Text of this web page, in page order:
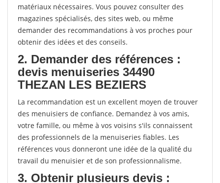
matériaux nécessaires. Vous pouvez consulter des
magazines spécialisés, des sites web, ou même
demander des recommandations à vos proches pour
obtenir des idées et des conseils.
2. Demander des références :
devis menuiseries 34490
THEZAN LES BEZIERS
La recommandation est un excellent moyen de trouver
des menuisiers de confiance. Demandez à vos amis,
votre famille, ou même à vos voisins s'ils connaissent
des professionnels de la menuiseries fiables. Les
références vous donneront une idée de la qualité du
travail du menuisier et de son professionnalisme.
3. Obtenir plusieurs devis :